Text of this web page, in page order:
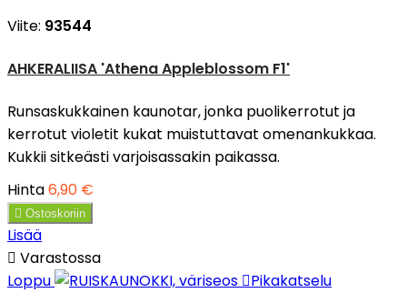
Viite: 93544
AHKERALIISA 'Athena Appleblossom F1'
Runsaskukkainen kaunotar, jonka puolikerrotut ja
kerrotut violetit kukat muistuttavat omenankukkaa.
Kukkii sitkeästi varjoisassakin paikassa.
Hinta6,90 €
 Ostoskoriin
Lisää
 Varastossa
Loppu
Pikakatselu